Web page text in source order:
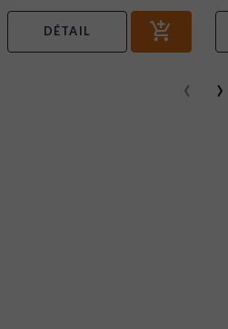
DÉTAIL
‹ ›